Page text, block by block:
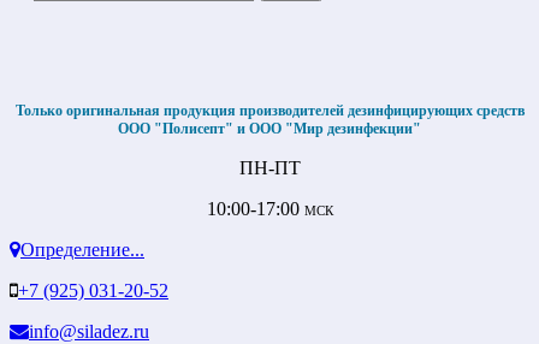
Только оригинальная продукция производителей дезинфицирующих средств
ООО "Полисепт" и ООО "Мир дезинфекции"
ПН-ПТ
10:00-17:00 МСК
Определение...
+7 (925) 031-20-52
info@siladez.ru